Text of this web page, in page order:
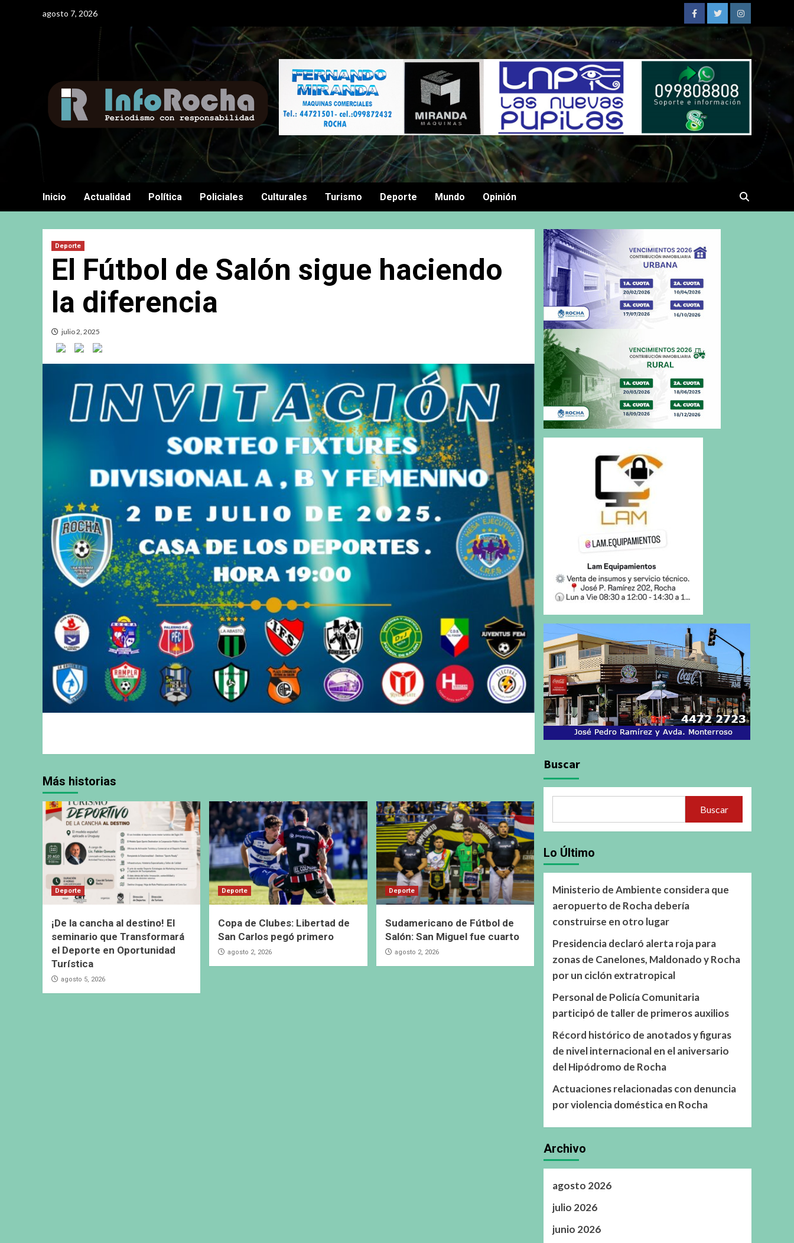
agosto 7, 2026
FacebookTwitterInstagram
Inicio Actualidad Política Policiales Culturales Turismo Deporte Mundo Opinión
Deporte
El Fútbol de Salón sigue haciendo
la diferencia
julio 2, 2025
Más historias
Deporte
¡De la cancha al destino! El
seminario que Transformará
el Deporte en Oportunidad
Turística
agosto 5, 2026
Deporte
Copa de Clubes: Libertad de
San Carlos pegó primero
agosto 2, 2026
Deporte
Sudamericano de Fútbol de
Salón: San Miguel fue cuarto
agosto 2, 2026
Buscar
Buscar
Lo Último
Ministerio de Ambiente considera que
aeropuerto de Rocha debería
construirse en otro lugar
Presidencia declaró alerta roja para
zonas de Canelones, Maldonado y Rocha
por un ciclón extratropical
Personal de Policía Comunitaria
participó de taller de primeros auxilios
Récord histórico de anotados y figuras
de nivel internacional en el aniversario
del Hipódromo de Rocha
Actuaciones relacionadas con denuncia
por violencia doméstica en Rocha
Archivo
agosto 2026
julio 2026
junio 2026